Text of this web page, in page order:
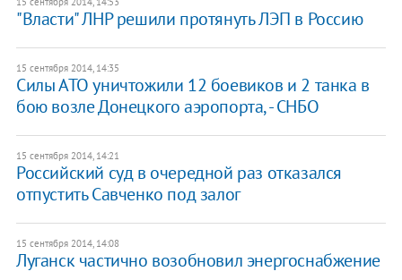
"Власти" ЛНР решили протянуть ЛЭП в Россию
15 сентября 2014, 14:35
Силы АТО уничтожили 12 боевиков и 2 танка в
бою возле Донецкого аэропорта, - СНБО
15 сентября 2014, 14:21
Российский суд в очередной раз отказался
отпустить Савченко под залог
15 сентября 2014, 14:08
​Луганск частично возобновил энергоснабжение